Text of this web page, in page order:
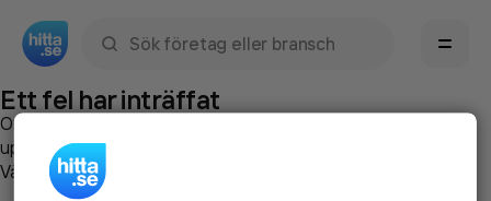
Ett fel har inträffat
Om du vill kan du
uppstod så att vi lättare och snabbare kan avhjälpa det.
Vänligen försök med följande: